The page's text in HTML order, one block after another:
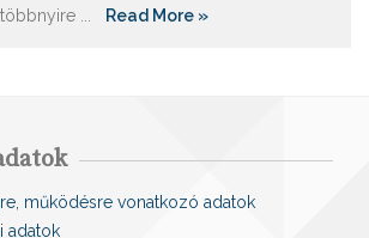
többnyire ...
Read More »
működésre vonatkozó adatok
adatok